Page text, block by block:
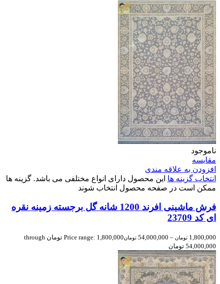
ناموجود
مقایسه
افزودن به علاقه مندی
انتخاب گزینه ها این محصول دارای انواع مختلفی می باشد. گزینه ها
ممکن است در صفحه محصول انتخاب شوند
فرش ماشینی افرند 1200 شانه گل برجسته زمینه نقره
ای کد 23709
1,800,000 تومان –
54,000,000 تومان
Price range: 1,800,000 تومان through
54,000,000 تومان